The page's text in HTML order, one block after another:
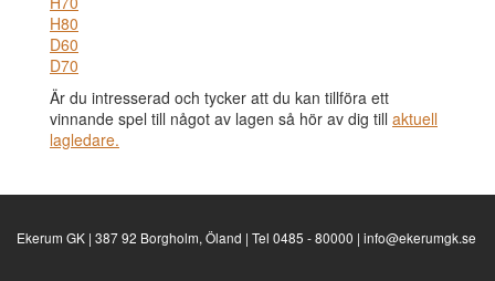
H80
D60
D70
Är du intresserad och tycker att du kan tillföra ett
vinnande spel till något av lagen så hör av dig till aktuell
lagledare.
Ekerum GK | 387 92 Borgholm, Öland | Tel 0485 - 80000 | info@ekerumgk.se